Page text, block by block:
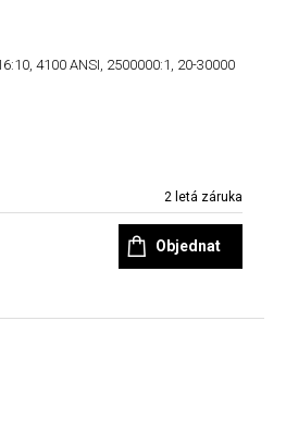
4100 ANSI, 2500000:1, 20-30000
2 letá záruka
Objednat